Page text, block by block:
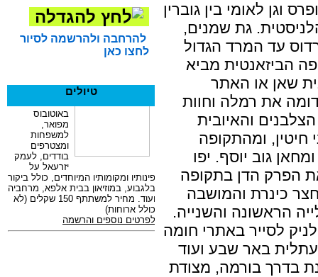
וגן לאומי בין גוברין
גת שמנים,
עד המרד הגדול
הביזאנטית מביא
שאן או האתר
את רמלה וחוות
והאיובית
חיטין, ומהתקופה
גוב יוסף. יפו
הפרק הדן בתקופה
כינרת והמושבה
הראשונה והשנייה.
לסייר באתרי חומה
עתלית באר שבע ועוד
בדרך בורמה, מצודת
להרחבה ולהרשמה לסיור
לחצו כאן
טיולים